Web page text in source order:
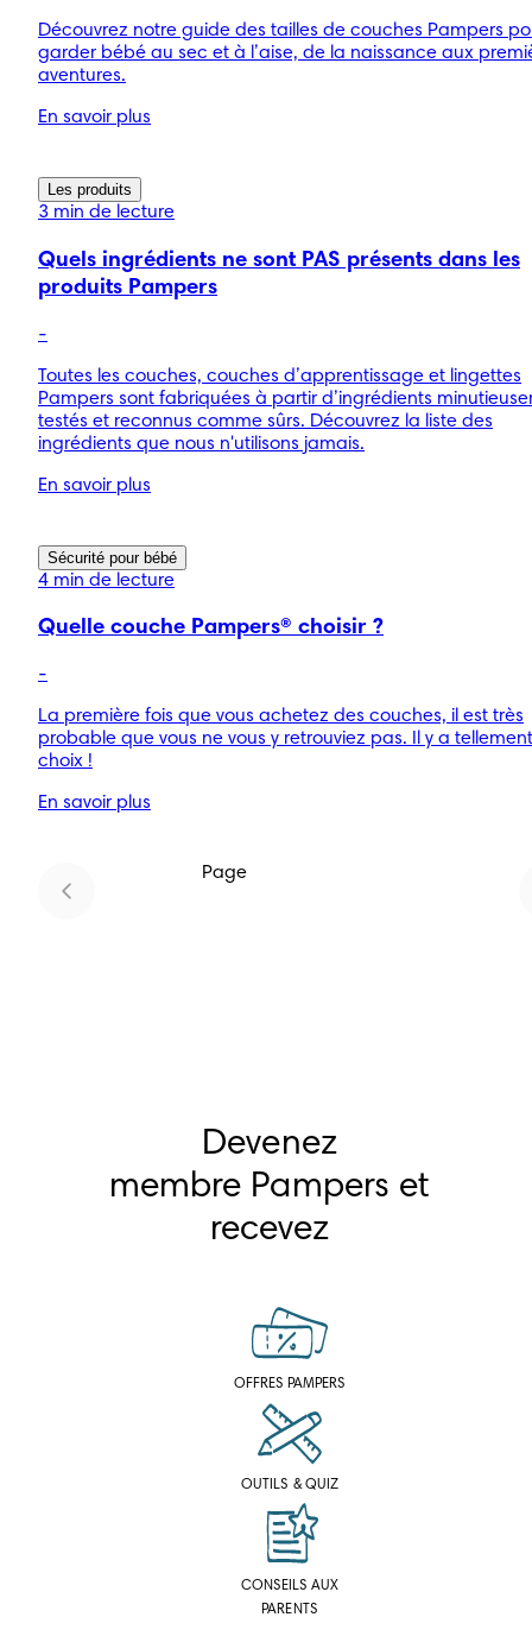
Découvrez notre guide des tailles de couches Pampers
garder bébé au sec et à l’aise, de la naissance aux
aventures.
En savoir plus
Les produits
3 min de lecture
Quels ingrédients ne sont PAS présents dans les
produits Pampers
-
Toutes les couches, couches d’apprentissage et lingettes
Pampers sont fabriquées à partir d’ingrédients
testés et reconnus comme sûrs. Découvrez la liste des
ingrédients que nous n'utilisons jamais.
En savoir plus
Sécurité pour bébé
4 min de lecture
Quelle couche Pampers® choisir ?
-
La première fois que vous achetez des couches, il est très
probable que vous ne vous y retrouviez pas. Il y a
choix !
En savoir plus
Page
Devenez
membre Pampers et
recevez
OFFRES PAMPERS
OUTILS & QUIZ
CONSEILS AUX
PARENTS